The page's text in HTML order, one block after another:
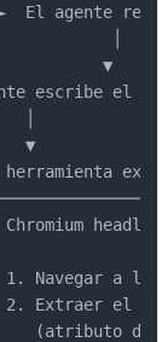
El agente
│
▼
escribe el
▼
exec
Navegar a la
Extraer el
(atributo